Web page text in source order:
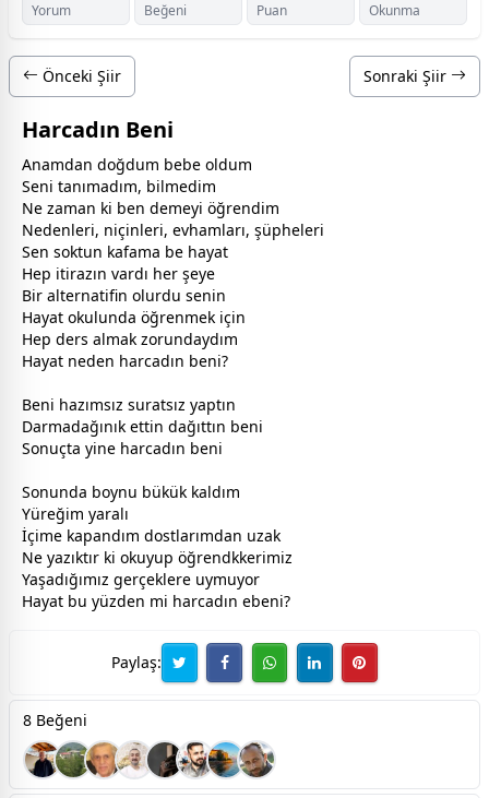
Yorum Beğeni Puan Okunma
Önceki Şiir Sonraki Şiir
Harcadın Beni
Anamdan doğdum bebe oldum
Seni tanımadım, bilmedim
Ne zaman ki ben demeyi öğrendim
Nedenleri, niçinleri, evhamları, şüpheleri
Sen soktun kafama be hayat
Hep itirazın vardı her şeye
Bir alternatifin olurdu senin
Hayat okulunda öğrenmek için
Hep ders almak zorundaydım
Hayat neden harcadın beni?
Beni hazımsız suratsız yaptın
Darmadağınık ettin dağıttın beni
Sonuçta yine harcadın beni
Sonunda boynu bükük kaldım
Yüreğim yaralı
İçime kapandım dostlarımdan uzak
Ne yazıktır ki okuyup öğrendkkerimiz
Yaşadığımız gerçeklere uymuyor
Hayat bu yüzden mi harcadın ebeni?
Paylaş:
8 Beğeni